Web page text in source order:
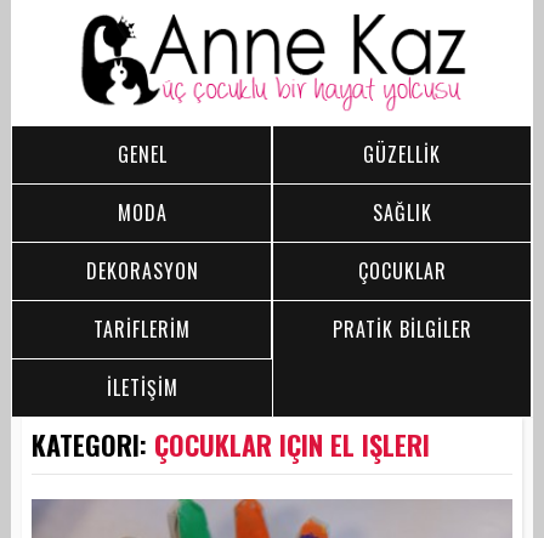
GENEL
GÜZELLİK
MODA
SAĞLIK
DEKORASYON
ÇOCUKLAR
TARİFLERİM
PRATİK BİLGİLER
İLETİŞİM
KATEGORI: ÇOCUKLAR IÇIN EL IŞLERI